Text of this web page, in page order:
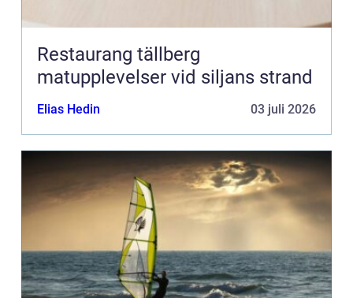
Restaurang tällberg
matupplevelser vid siljans strand
Elias Hedin 03 juli 2026